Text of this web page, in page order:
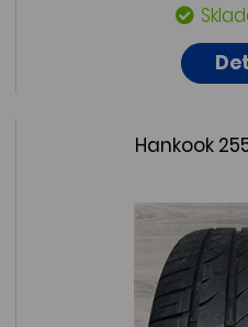
Hankook